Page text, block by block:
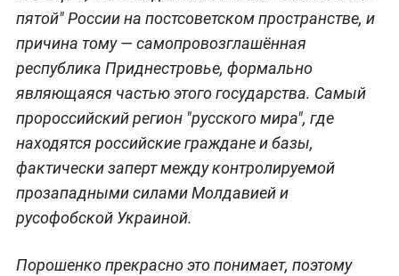
пятой" России на постсоветском пространстве, и
причина тому — самопровозглашённая
республика Приднестровье, формально
являющаяся частью этого государства. Самый
пророссийский регион "русского мира", где
находятся российские граждане и базы,
фактически заперт между контролируемой
прозападными силами Молдавией и
русофобской Украиной.
Порошенко прекрасно это понимает, поэтому